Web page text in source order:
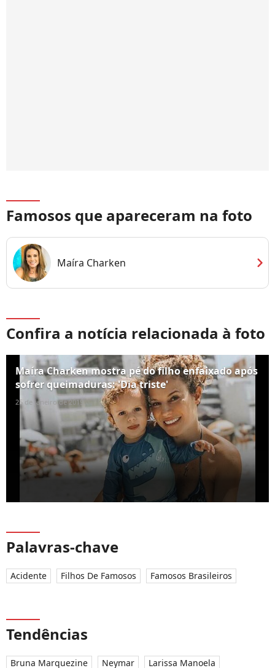
Famosos que apareceram na foto
Maíra Charken chevron_right
Confira a notícia relacionada à foto
Maíra Charken mostra pé do filho enfaixado após
sofrer queimaduras: 'Dia triste'
25 de janeiro de 2019
Palavras-chave
Acidente Filhos De Famosos Famosos Brasileiros
Tendências
Bruna Marquezine Neymar Larissa Manoela